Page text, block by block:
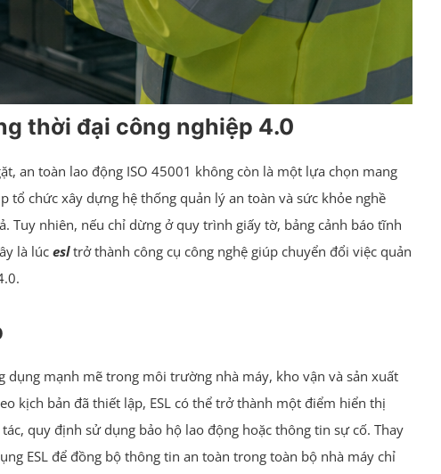
thời đại công nghiệp 4.0
an toàn lao động ISO 45001 không còn là một lựa chọn mang
chức xây dựng hệ thống quản lý an toàn và sức khỏe nghề
Tuy nhiên, nếu chỉ dừng ở quy trình giấy tờ, bảng cảnh báo tĩnh
là lúc esltrở thành công cụ công nghệ giúp chuyển đổi việc quản
mạnh mẽ trong môi trường nhà máy, kho vận và sản xuất
kịch bản đã thiết lập, ESL có thể trở thành một điểm hiển thị
quy định sử dụng bảo hộ lao động hoặc thông tin sự cố. Thay
ESL để đồng bộ thông tin an toàn trong toàn bộ nhà máy chỉ